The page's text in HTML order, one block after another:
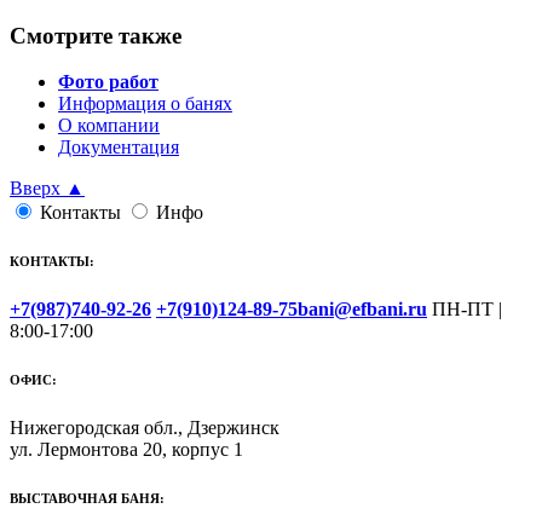
Смотрите также
Фото работ
Информация о банях
О компании
Документация
Вверх ▲
Контакты
Инфо
КОНТАКТЫ:
+7(987)740-92-26 +7(910)124-89-75bani@efbani.ru ПН-ПТ |
8:00-17:00
ОФИС:
Нижегородская обл., Дзержинск
ул. Лермонтова 20, корпус 1
ВЫСТАВОЧНАЯ БАНЯ: